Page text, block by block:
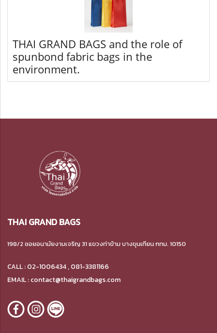
THAI GRAND BAGS and the role of
spunbond fabric bags in the
environment.
THAI GRAND BAGS
198/2 ซอยอนามัยงามเจริญ 31 แขวงท่าข้าม บางขุนเทียน กทม. 10150
CALL : 02-1006434 , 081-3381166
EMAIL : contact@thaigrandbags.com